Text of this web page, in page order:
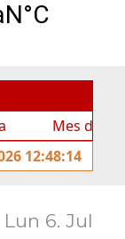
de las
12:48:14
Lun 6. Jul